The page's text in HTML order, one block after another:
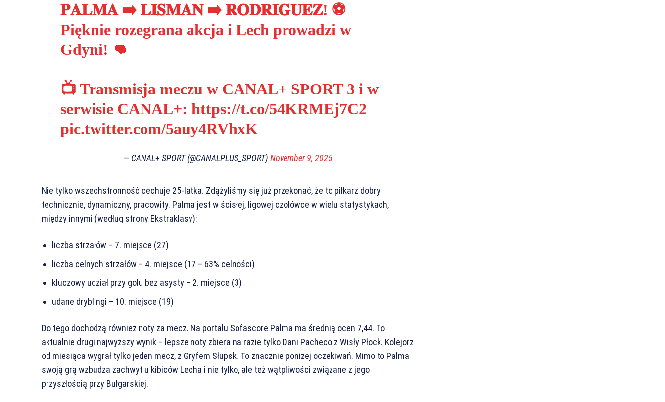
𝐏𝐀𝐋𝐌𝐀 ➡️ 𝐋𝐈𝐒𝐌𝐀𝐍 ➡️ 𝐑𝐎𝐃𝐑𝐈𝐆𝐔𝐄𝐙! ⚽
Pięknie rozegrana akcja i Lech prowadzi w
Gdyni! 👊
📺 Transmisja meczu w CANAL+ SPORT 3 i w
serwisie CANAL+: https://t.co/54KRMEj7C2
pic.twitter.com/5auy4RVhxK
— CANAL+ SPORT (@CANALPLUS_SPORT) November 9, 2025
Nie tylko wszechstronność cechuje 25-latka. Zdążyliśmy się już przekonać, że to piłkarz dobry
technicznie, dynamiczny, pracowity. Palma jest w ścisłej, ligowej czołówce w wielu statystykach,
między innymi (według strony Ekstraklasy):
liczba strzałów – 7. miejsce (27)
liczba celnych strzałów – 4. miejsce (17 – 63% celności)
kluczowy udział przy golu bez asysty – 2. miejsce (3)
udane dryblingi – 10. miejsce (19)
Do tego dochodzą również noty za mecz. Na portalu Sofascore Palma ma średnią ocen 7,44. To
aktualnie drugi najwyższy wynik – lepsze noty zbiera na razie tylko Dani Pacheco z Wisły Płock. Kolejorz
od miesiąca wygrał tylko jeden mecz, z Gryfem Słupsk. To znacznie poniżej oczekiwań. Mimo to Palma
swoją grą wzbudza zachwyt u kibiców Lecha i nie tylko, ale też wątpliwości związane z jego
przyszłością przy Bułgarskiej.